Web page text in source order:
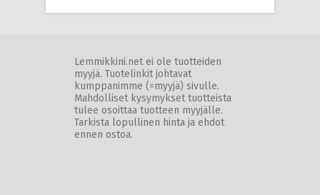
Lemmikkini.net ei ole tuotteiden
myyjä. Tuotelinkit johtavat
kumppanimme (=myyjä) sivulle.
Mahdolliset kysymykset tuotteista
tulee osoittaa tuotteen myyjälle.
Tarkista lopullinen hinta ja ehdot
ennen ostoa.